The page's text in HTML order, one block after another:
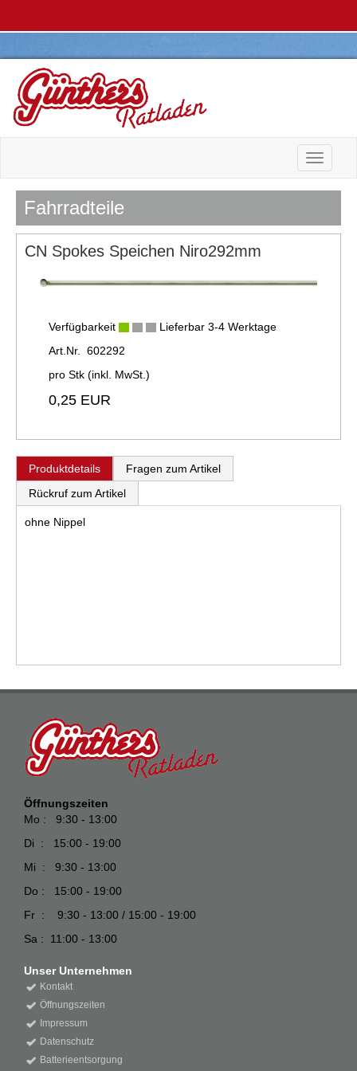
Toggle
Fahrradteile
CN Spokes Speichen Niro292mm
Verfügbarkeit
Lieferbar 3-4 Werktage
Art.Nr. 602292
pro Stk (inkl. MwSt.)
0,25 EUR
Produktdetails
Fragen zum Artikel
Rückruf zum Artikel
ohne Nippel
Öffnungszeiten
Mo : 9:30 - 13:00
Di : 15:00 - 19:00
Mi : 9:30 - 13:00
Do : 15:00 - 19:00
Fr : 9:30 - 13:00 / 15:00 - 19:00
Sa : 11:00 - 13:00
Unser Unternehmen
Kontakt
Öffnungszeiten
Impressum
Datenschutz
Batterieentsorgung